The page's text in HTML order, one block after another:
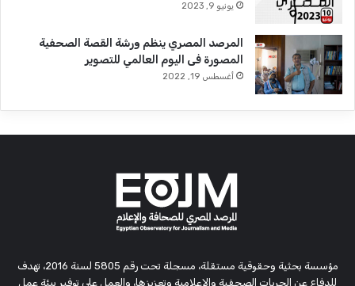
يونيو 9, 2023
المرصد المصري ينظم ورشة القصة الصحفية
المصورة فى اليوم العالمي للتصوير
أغسطس 19, 2022
مؤسسة بحثية وحقوقية مستقلة، مسجلة تحت رقم 5805 لسنة 2016، تهدف
للدفاع عن الحريات الصحفية والإعلامية وتعزيزها، والعمل على توفير بيئة عمل